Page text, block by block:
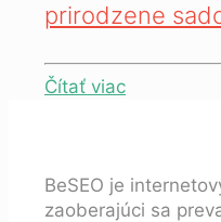
prirodzene
Čítať viac
BeSEO je
zaoberajúci sa